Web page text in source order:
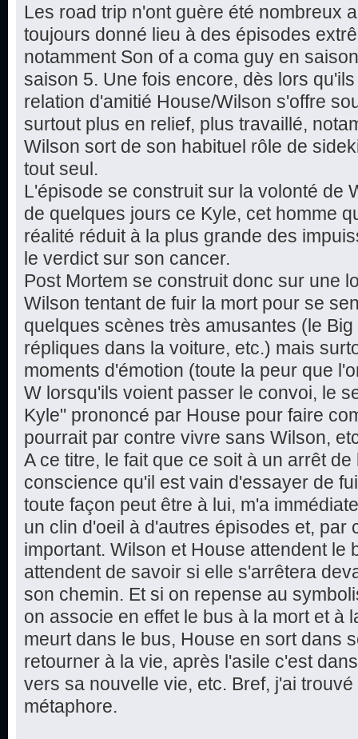
Les road trip n'ont guère été nombreux
toujours donné lieu à des épisodes
notamment Son of a coma guy en
saison 5. Une fois encore, dès lors
relation d'amitié House/Wilson s'offre
surtout plus en relief, plus travaillé,
Wilson sort de son habituel rôle de
tout seul.
L'épisode se construit sur la volonté de
de quelques jours ce Kyle, cet homme
réalité réduit à la plus grande des
le verdict sur son cancer.
Post Mortem se construit donc sur une
Wilson tentant de fuir la mort pour se
quelques scènes très amusantes (le
répliques dans la voiture, etc.) mais
moments d'émotion (toute la peur que
W lorsqu'ils voient passer le convoi, le
Kyle" prononcé par House pour faire
pourrait par contre vivre sans Wilson,
A ce titre, le fait que ce soit à un arrêt
conscience qu'il est vain d'essayer de
toute façon peut être à lui, m'a
un clin d'oeil à d'autres épisodes et, par
important. Wilson et House attendent le
attendent de savoir si elle s'arrêtera
son chemin. Et si on repense au
on associe en effet le bus à la mort et à
meurt dans le bus, House en sort dans
retourner à la vie, après l'asile c'est
vers sa nouvelle vie, etc. Bref, j'ai
métaphore.